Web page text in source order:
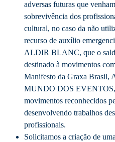
adversas futuras que
sobrevivência dos
cultural, no caso da não
recurso de auxílio
ALDIR BLANC, que o
destinado à movimentos
Manifesto da Graxa
MUNDO DOS
movimentos reconhecidos
desenvolvendo trabalhos
profissionais.
Solicitamos a criação de